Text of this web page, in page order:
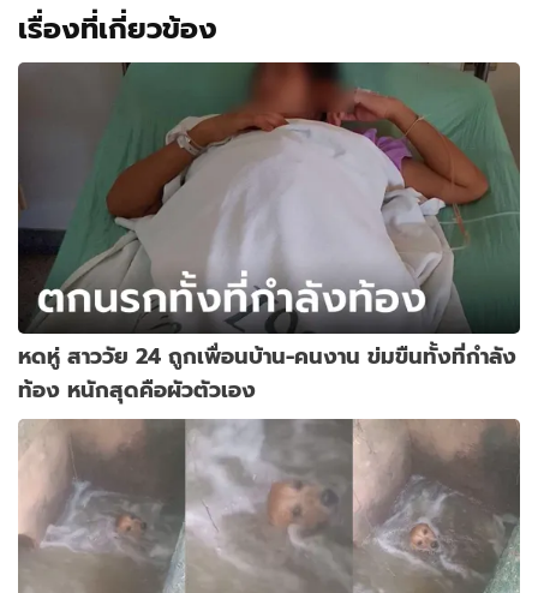
เรื่องที่เกี่ยวข้อง
หดหู่ สาววัย 24 ถูกเพื่อนบ้าน-คนงาน ข่มขืนทั้งที่กำลัง
ท้อง หนักสุดคือผัวตัวเอง